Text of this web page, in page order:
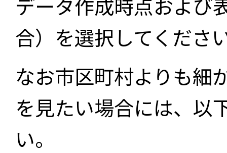
合）を選択してくださ
なお市区町村よりも細
を見たい場合には、以
い。